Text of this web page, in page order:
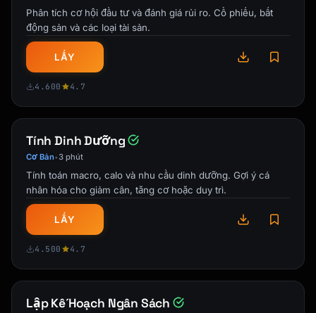
## Recommended Strategy
### Immediate Actions
1. [ ] [Action 1 - e.g., increase 401k to get
2. [ ] [Action 2 - e.g., open Roth IRA]
3. [ ] [Action 3]
### Account Allocation
| Account | Contribution | Why |
|---------|--------------|-----|
| 401(k) | $X/mo | [Get match, tax deduction]
|
| Roth IRA | $X/mo | [Tax-free growth] |
| Taxable | $X/mo | [Additional savings] |
| Asset Class | Current | Recommended |
|-------------|---------|-------------|
Phân tích cơ hội đầu tư và đánh giá rủi ro. Cổ phiếu, bất
động sản và các loại tài sản.
LẤY
4.600 4.7
Tính Dinh Dưỡng
Cơ Bản•3 phút
Tính toán macro, calo và nhu cầu dinh dưỡng. Gợi ý cá
nhân hóa cho giảm cân, tăng cơ hoặc duy trì.
LẤY
4.500 4.7
Lập Kế Hoạch Ngân Sách